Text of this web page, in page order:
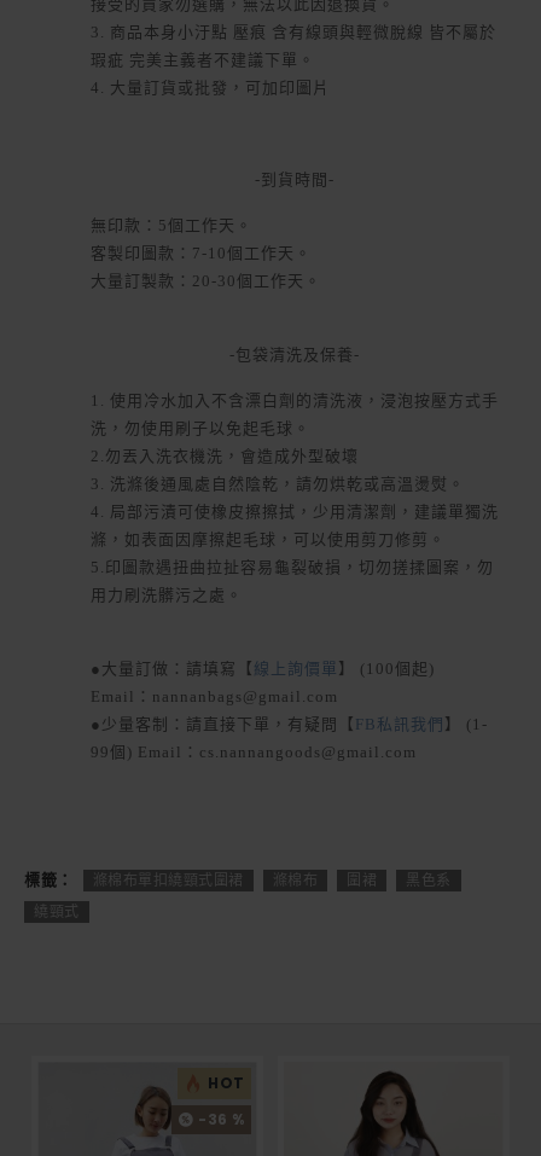
接受的買家勿選購，無法以此因退換貨。
3. 商品本身小汙點 壓痕 含有線頭與輕微脫線 皆不屬於
瑕疵 完美主義者不建議下單。
4. 大量訂貨或批發，可加印圖片
-到貨時間-
無印款：5個工作天。
客製印圖款：7-10個工作天。
大量訂製款：20-30個工作天。
-包袋清洗及保養-
1. 使用冷水加入不含漂白劑的清洗液，浸泡按壓方式手
洗，勿使用刷子以免起毛球。
2.勿丟入洗衣機洗，會造成外型破壞
3. 洗滌後通風處自然陰乾，請勿烘乾或高溫燙熨。
4. 局部污漬可使橡皮擦擦拭，少用清潔劑，建議單獨洗
滌，如表面因摩擦起毛球，可以使用剪刀修剪。
5.印圖款遇扭曲拉扯容易龜裂破損，切勿搓揉圖案，勿
用力刷洗髒污之處。
●大量訂做：請填寫【 線上詢價單 】 (100個起)
Email：nannanbags@gmail.com
●少量客制：請直接下單，有疑問【 FB私訊我們 】 (1-
99個) Email：cs.nannangoods@gmail.com
標籤： 滌棉布單扣繞頸式圍裙 滌棉布 圍裙
黑色系
繞頸式
HOT
-36 %